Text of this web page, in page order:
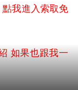
點我進入索取免
如果也跟我一